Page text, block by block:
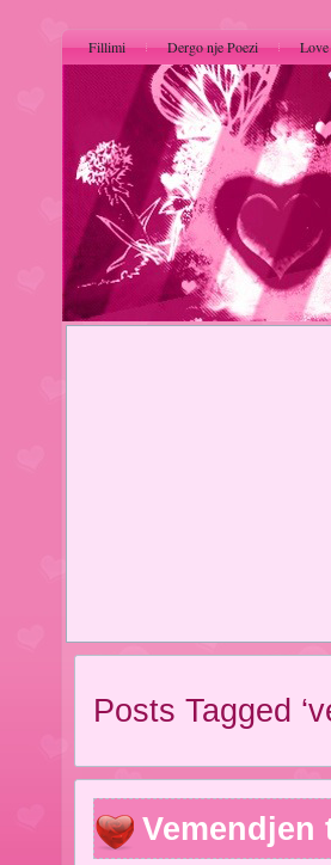
Fillimi Dergo nje Poezi Love
Posts Tagged
Vemendjen